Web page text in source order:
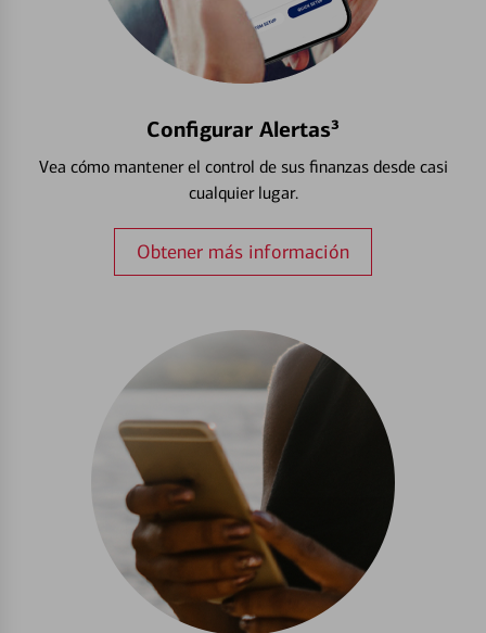
Configurar Alertas³
Vea cómo mantener el control de sus finanzas desde casi
cualquier lugar.
Obtener más información